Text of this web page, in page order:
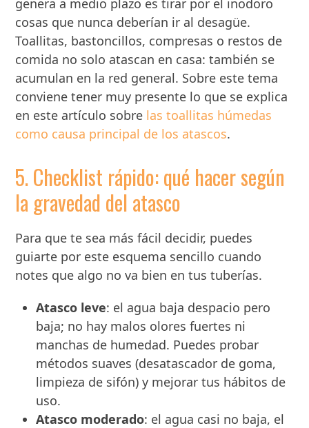
cosas que nunca deberían ir al desagüe.
Toallitas, bastoncillos, compresas o restos de
comida no solo atascan en casa: también se
acumulan en la red general. Sobre este tema
conviene tener muy presente lo que se explica
en este artículo sobre las toallitas húmedas
como causa principal de los atascos.
5. Checklist rápido: qué hacer según
la gravedad del atasco
Para que te sea más fácil decidir, puedes
guiarte por este esquema sencillo cuando
notes que algo no va bien en tus tuberías.
Atasco leve: el agua baja despacio pero
baja; no hay malos olores fuertes ni
manchas de humedad. Puedes probar
métodos suaves (desatascador de goma,
limpieza de sifón) y mejorar tus hábitos de
uso.
Atasco moderado: el agua casi no baja, el